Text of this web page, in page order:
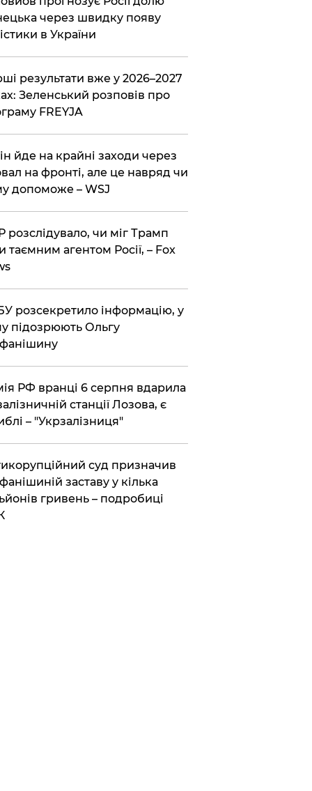
через швидку появу
в України
результати вже у 2026–2027
Зеленський розповів про
FREYJA
йде на крайні заходи через
на фронті, але це навряд чи
допоможе – WSJ
розслідувало, чи міг Трамп
таємним агентом Росії, – Fox
розсекретило інформацію, у
підозрюють Ольгу
РФ вранці 6 серпня вдарила
станції Лозова, є
– "Укрзалізниця"
суд призначив
заставу у кілька
гривень – подробиці